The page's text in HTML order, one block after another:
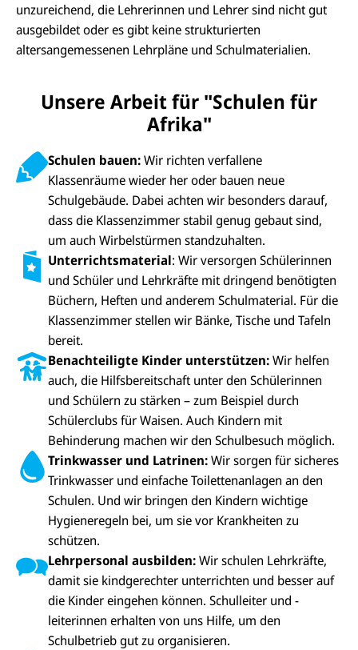
unzureichend, die Lehrerinnen und Lehrer sind nicht gut
ausgebildet oder es gibt keine strukturierten
altersangemessenen Lehrpläne und Schulmaterialien.
Unsere Arbeit für "Schulen für
Afrika"
Schulen bauen:Wir richten verfallene
Klassenräume wieder her oder bauen neue
Schulgebäude. Dabei achten wir besonders darauf,
dass die Klassenzimmer stabil genug gebaut sind,
um auch Wirbelstürmen standzuhalten.
Unterrichtsmaterial: Wir versorgen Schülerinnen
und Schüler und Lehrkräfte mit dringend benötigten
Büchern, Heften und anderem Schulmaterial. Für die
Klassenzimmer stellen wir Bänke, Tische und Tafeln
bereit.
Benachteiligte Kinder unterstützen:Wir helfen
auch, die Hilfsbereitschaft unter den Schülerinnen
und Schülern zu stärken – zum Beispiel durch
Schülerclubs für Waisen. Auch Kindern mit
Behinderung machen wir den Schulbesuch möglich.
Trinkwasser und Latrinen:Wir sorgen für sicheres
Trinkwasser und einfache Toilettenanlagen an den
Schulen. Und wir bringen den Kindern wichtige
Hygieneregeln bei, um sie vor Krankheiten zu
schützen.
Lehrpersonal ausbilden:Wir schulen Lehrkräfte,
damit sie kindgerechter unterrichten und besser auf
die Kinder eingehen können. Schulleiter und -
leiterinnen erhalten von uns Hilfe, um den
Schulbetrieb gut zu organisieren.